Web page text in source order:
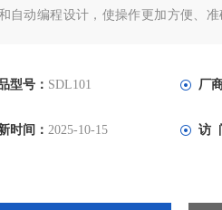
自动编程设计，使操作更加方便、
型号： SDL101 厂
时间：2025-10-15 访